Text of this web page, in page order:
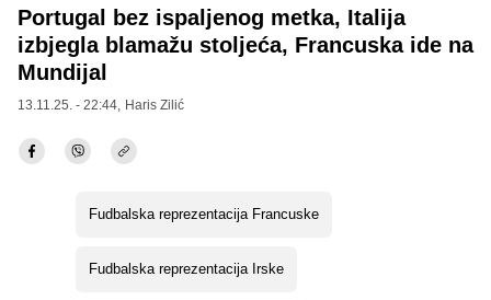
Portugal bez ispaljenog metka, Italija
izbjegla blamažu stoljeća, Francuska ide na
Mundijal
13.11.25. - 22:44, Haris Zilić
Fudbalska reprezentacija Francuske
Fudbalska reprezentacija Irske